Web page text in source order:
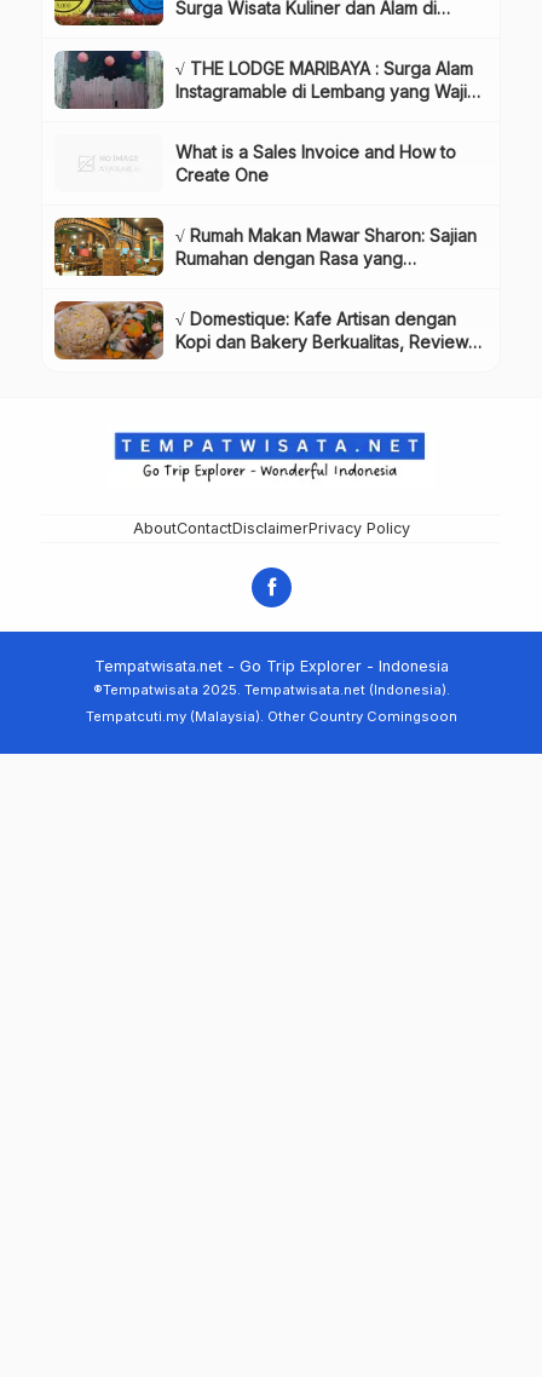
Surga Wisata Kuliner dan Alam di
√ THE LODGE MARIBAYA : Surga Alam
Instagramable di Lembang yang Wajib
What is a Sales Invoice and How to
Create One
√ Rumah Makan Mawar Sharon: Sajian
Rumahan dengan Rasa yang
√ Domestique: Kafe Artisan dengan
Kopi dan Bakery Berkualitas, Review
AboutContactDisclaimerPrivacy Policy
Tempatwisata.net - Go Trip Explorer - Indonesia
®Tempatwisata 2025. Tempatwisata.net (Indonesia).
Tempatcuti.my (Malaysia). Other Country Comingsoon